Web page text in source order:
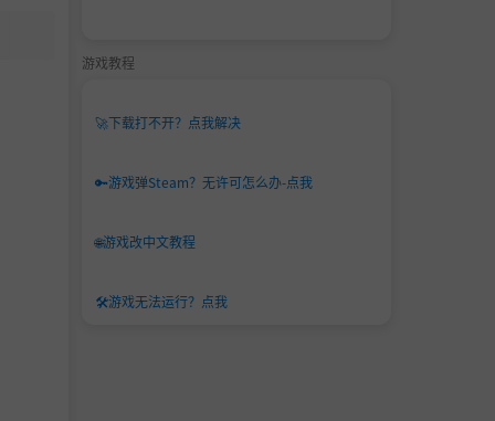
游戏教程
🚀下载打不开？点我解决
🔑游戏弹Steam？无许可怎么办-点我
🌐游戏改中文教程
🛠️游戏无法运行？点我